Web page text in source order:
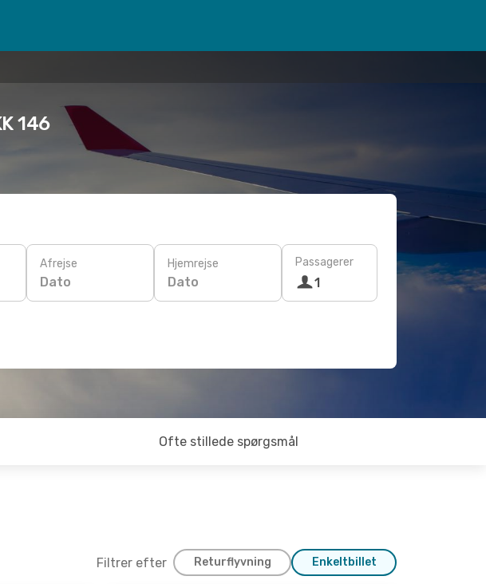
146
Afrejse
Dato
Hjemrejse
Dato
Passagerer
1
Ofte stillede spørgsmål
Filtrer efter Returflyvning Enkeltbillet